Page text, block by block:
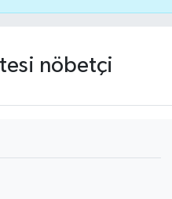
nöbetçi